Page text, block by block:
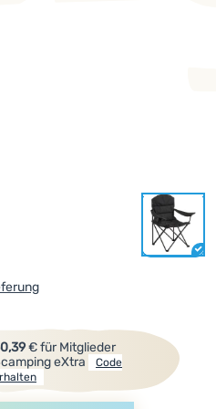
Preis 30 Tage vor der
Erhalt des Rabattcodes einfach
€für Mitglieder
eXtra
Code